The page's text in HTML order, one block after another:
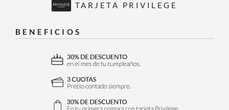
TARJETA PRIVILEGE
BENEFICIOS